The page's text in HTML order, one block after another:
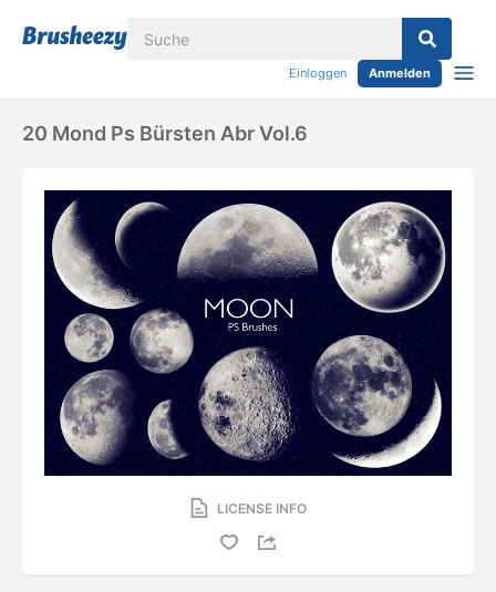
Einloggen Anmelden
20 Mond Ps Bürsten Abr Vol.6
LICENSE INFO